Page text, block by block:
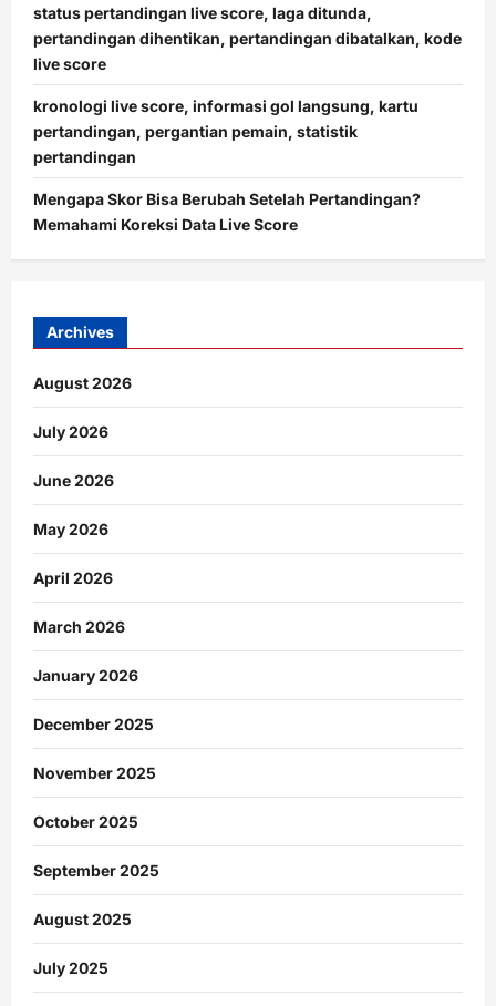
status pertandingan live score, laga ditunda,
pertandingan dihentikan, pertandingan dibatalkan, kode
live score
kronologi live score, informasi gol langsung, kartu
pertandingan, pergantian pemain, statistik
pertandingan
Mengapa Skor Bisa Berubah Setelah Pertandingan?
Memahami Koreksi Data Live Score
Archives
August 2026
July 2026
June 2026
May 2026
April 2026
March 2026
January 2026
December 2025
November 2025
October 2025
September 2025
August 2025
July 2025